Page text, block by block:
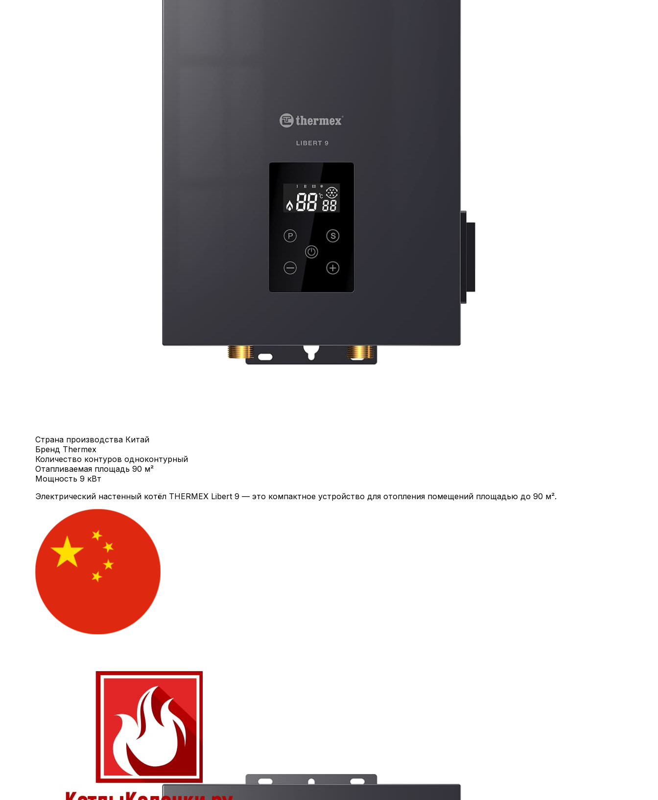
Страна производства Китай
Бренд Thermex
Количество контуров одноконтурный
Отапливаемая площадь 90 м²
Мощность 9 кВт
Электрический настенный котёл THERMEX Libert 9 — это компактное устройство для отопления помещений площадью до 90 м².